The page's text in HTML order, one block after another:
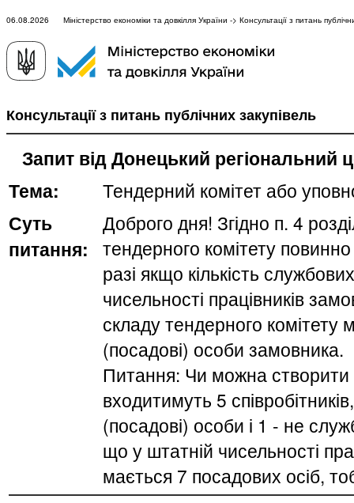
06.08.2026 Міністерство економіки та довкілля України -> Консультації з питань
Консультації з питань публічних закупівель
Запит від Донецький регіональний
Тема:
Тендерний комітет або
Суть
питання:
Доброго дня! Згідно п. 4
тендерного комітету
разі якщо кількість
чисельності працівників
складу тендерного комітету
(посадові) особи замовника.
Питання: Чи можна створити
входитимуть 5
(посадові) особи і 1 - не
що у штатній чисельності
мається 7 посадових осіб,